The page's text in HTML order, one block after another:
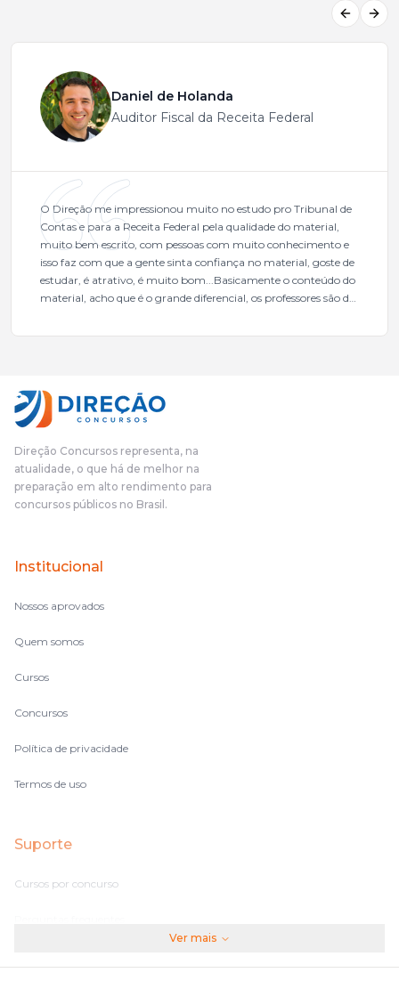
Daniel de Holanda
Auditor Fiscal da Receita Federal
O Direção me impressionou muito no estudo pro Tribunal de
Contas e para a Receita Federal pela qualidade do material,
muito bem escrito, com pessoas com muito conhecimento e
isso faz com que a gente sinta confiança no material, goste de
estudar, é atrativo, é muito bom...Basicamente o conteúdo do
material, acho que é o grande diferencial, os professores são de
mais excelentes cargos da administração pública.Eu sempre
fundamental na minha derrota no ano passado para que eu
pudesse enxergar o que eu errei e corrigir minha rota.E além
das aulas vocês(Direção Concursos), que fizeram um
o aluno, além de ter que estudar, ele tem que perder tempo
fazendo um cronograma, num pós- edital é muito
complicado, é uma avalanche de informação, então vocês
terem feito isso é muito bacana, porque quando eu me sentia
no volume de matérias.
Direção Concursos representa, na
atualidade, o que há de melhor na
preparação em alto rendimento para
concursos públicos no Brasil.
Institucional
Nossos aprovados
Quem somos
Cursos
Concursos
Política de privacidade
Termos de uso
Suporte
Cursos por concurso
Ver mais